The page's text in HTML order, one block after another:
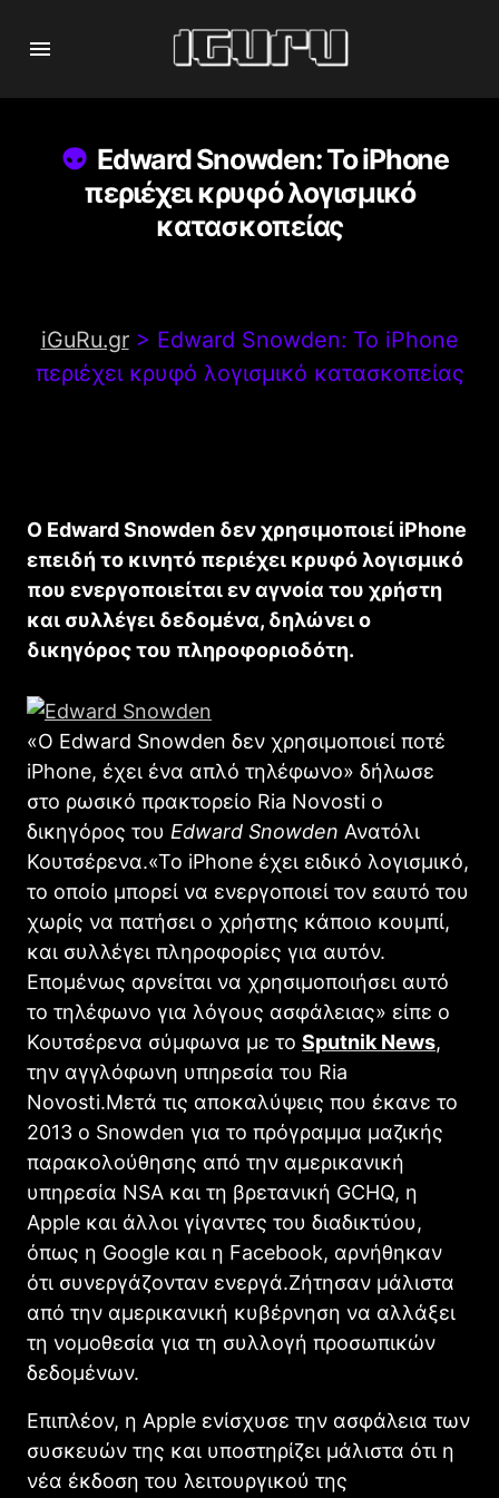
Edward Snowden: Το iPhone
περιέχει κρυφό λογισμικό
κατασκοπείας
iGuRu.gr> Edward Snowden: Το iPhone
περιέχει κρυφό λογισμικό κατασκοπείας
Ο Edward Snowden δεν χρησιμοποιεί iPhone
επειδή το κινητό περιέχει κρυφό λογισμικό
που ενεργοποιείται εν αγνοία του χρήστη
και συλλέγει δεδομένα, δηλώνει ο
δικηγόρος του πληροφοριοδότη.
«Ο Edward Snowden δεν χρησιμοποιεί ποτέ
iPhone, έχει ένα απλό τηλέφωνο» δήλωσε
στο ρωσικό πρακτορείο Ria Novosti ο
δικηγόρος του Edward Snowden Ανατόλι
Κουτσέρενα.«Το iPhone έχει ειδικό λογισμικό,
το οποίο μπορεί να ενεργοποιεί τον εαυτό του
χωρίς να πατήσει ο χρήστης κάποιο κουμπί,
και συλλέγει πληροφορίες για αυτόν.
Επομένως αρνείται να χρησιμοποιήσει αυτό
το τηλέφωνο για λόγους ασφάλειας» είπε ο
Κουτσέρενα σύμφωνα με το Sputnik News,
την αγγλόφωνη υπηρεσία του Ria
Novosti.Μετά τις αποκαλύψεις που έκανε το
2013 ο Snowden για το πρόγραμμα μαζικής
παρακολούθησης από την αμερικανική
υπηρεσία NSA και τη βρετανική GCHQ, η
Apple και άλλοι γίγαντες του διαδικτύου,
όπως η Google και η Facebook, αρνήθηκαν
ότι συνεργάζονταν ενεργά.Ζήτησαν μάλιστα
από την αμερικανική κυβέρνηση να αλλάξει
τη νομοθεσία για τη συλλογή προσωπικών
δεδομένων.
Επιπλέον, η Apple ενίσχυσε την ασφάλεια των
συσκευών της και υποστηρίζει μάλιστα ότι η
νέα έκδοση του λειτουργικού της